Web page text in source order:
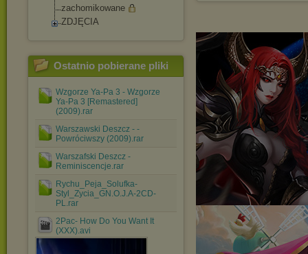
zachomikowane
ZDJĘCIA
Ostatnio pobierane pliki
Wzgorze Ya-Pa 3 - Wzgorze
Ya-Pa 3 [Remastered]
(2009).rar
Warszawski Deszcz - -
Powróciwszy (2009).rar
Warszafski Deszcz -
Reminiscencje.rar
Rychu_Peja_Solufka-
Styl_Zycia_GN.O.J.A-2CD-
PL.rar
2Pac- How Do You Want It
(XXX).avi